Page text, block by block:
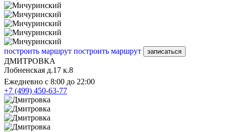
построить маршрут построить маршрут записаться
ДМИТРОВКА
Лобненская д.17 к.8
Ежедневно с 8:00 до 22:00
+7 (499) 450-63-77